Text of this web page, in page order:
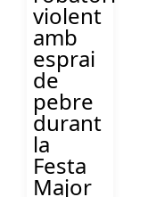
violent
amb
esprai
de
pebre
durant
la
Festa
Major